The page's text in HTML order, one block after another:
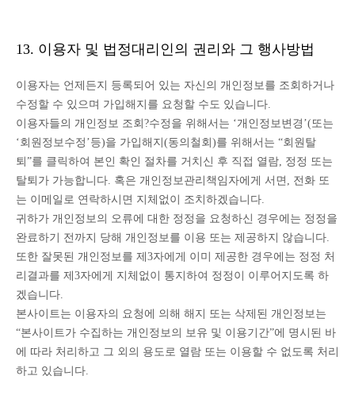
13. 이용자 및 법정대리인의 권리와 그 행사방법
이용자는 언제든지 등록되어 있는 자신의 개인정보를 조회하거나
수정할 수 있으며 가입해지를 요청할 수도 있습니다.
이용자들의 개인정보 조회?수정을 위해서는 ‘개인정보변경’(또는
‘회원정보수정’등)을 가입해지(동의철회)를 위해서는 “회원탈
퇴”를 클릭하여 본인 확인 절차를 거치신 후 직접 열람, 정정 또는
탈퇴가 가능합니다. 혹은 개인정보관리책임자에게 서면, 전화 또
는 이메일로 연락하시면 지체없이 조치하겠습니다.
귀하가 개인정보의 오류에 대한 정정을 요청하신 경우에는 정정을
완료하기 전까지 당해 개인정보를 이용 또는 제공하지 않습니다.
또한 잘못된 개인정보를 제3자에게 이미 제공한 경우에는 정정 처
리결과를 제3자에게 지체없이 통지하여 정정이 이루어지도록 하
겠습니다.
본사이트는 이용자의 요청에 의해 해지 또는 삭제된 개인정보는
“본사이트가 수집하는 개인정보의 보유 및 이용기간”에 명시된 바
에 따라 처리하고 그 외의 용도로 열람 또는 이용할 수 없도록 처리
하고 있습니다.